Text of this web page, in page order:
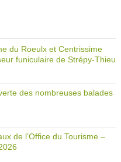
du Roeulx et Centrissime
funiculaire de Strépy-Thieu
des nombreuses balades
de l’Office du Tourisme –